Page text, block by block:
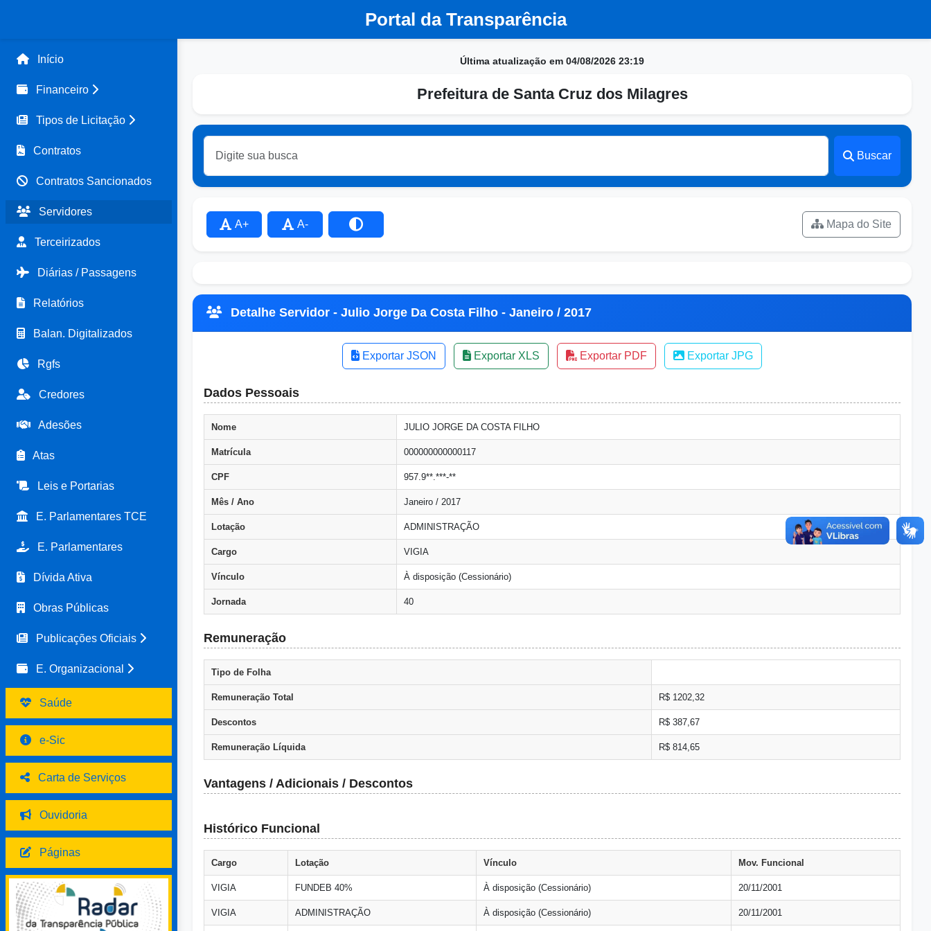
Portal da Transparência
Início
Financeiro
Tipos de Licitação
Contratos
Contratos Sancionados
Servidores
Terceirizados
Diárias / Passagens
Relatórios
Balan. Digitalizados
Rgfs
Credores
Adesões
Atas
Leis e Portarias
E. Parlamentares TCE
E. Parlamentares
Dívida Ativa
Obras Públicas
Publicações Oficiais
E. Organizacional
Saúde
e-Sic
Carta de Serviços
Ouvidoria
Páginas
Última atualização em 04/08/2026 23:19
Prefeitura de Santa Cruz dos Milagres
Buscar
A+ A- Mapa do Site
Detalhe Servidor - Julio Jorge Da Costa Filho - Janeiro / 2017
Exportar JSON Exportar XLS Exportar PDF Exportar JPG
Dados Pessoais
Nome JULIO JORGE DA COSTA FILHO
Matrícula 000000000000117
CPF 957.9**.***-**
Mês / Ano Janeiro / 2017
Lotação ADMINISTRAÇÃO
Cargo VIGIA
Vínculo À disposição (Cessionário)
Jornada 40
Remuneração
Tipo de Folha
Remuneração Total R$ 1202,32
Descontos R$ 387,67
Remuneração Líquida R$ 814,65
Vantagens / Adicionais / Descontos
Histórico Funcional
Cargo Lotação Vínculo Mov. Funcional
VIGIA FUNDEB 40% À disposição (Cessionário) 20/11/2001
VIGIA ADMINISTRAÇÃO À disposição (Cessionário) 20/11/2001